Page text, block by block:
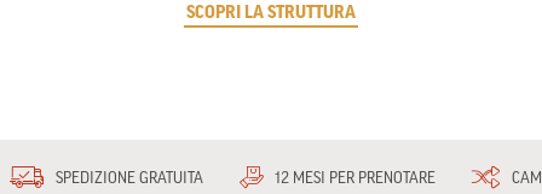
SCOPRI LA STRUTTURA
SPEDIZIONE GRATUITA 12 MESI PER PRENOTARE